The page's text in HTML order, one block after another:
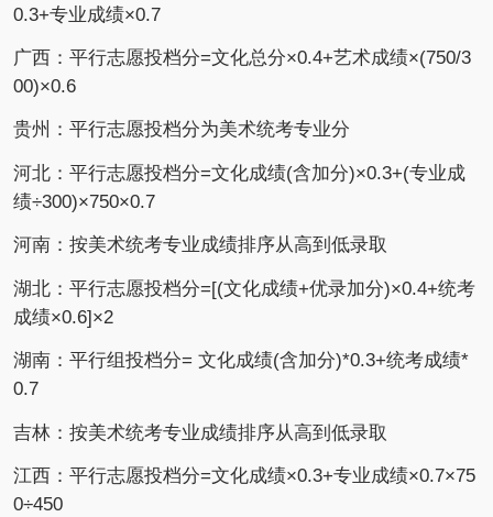
0.3+专业成绩×0.7
广西：平行志愿投档分=文化总分×0.4+艺术成绩×(750/3
00)×0.6
贵州：平行志愿投档分为美术统考专业分
河北：平行志愿投档分=文化成绩(含加分)×0.3+(专业成
绩÷300)×750×0.7
河南：按美术统考专业成绩排序从高到低录取
湖北：平行志愿投档分=[(文化成绩+优录加分)×0.4+统考
成绩×0.6]×2
湖南：平行组投档分= 文化成绩(含加分)*0.3+统考成绩*
0.7
吉林：按美术统考专业成绩排序从高到低录取
江西：平行志愿投档分=文化成绩×0.3+专业成绩×0.7×75
0÷450